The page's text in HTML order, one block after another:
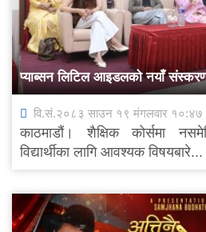
प्याब्सन लिटिल आइडलको नयाँ
वि.सं.२०८३ साउन १९ मंगलवार १०:४७
काठमाडौं। शैक्षिक कोर्समा
विद्यार्थीका लागि आवश्यक विषयबारे...